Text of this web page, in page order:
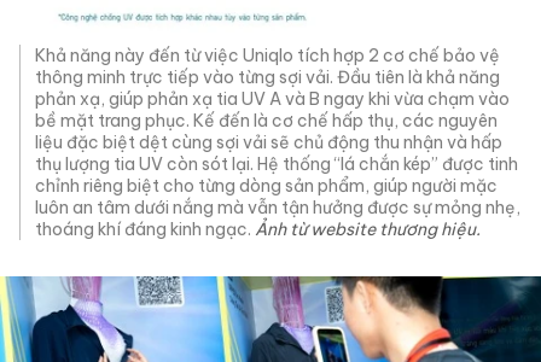
Khả năng này đến từ việc Uniqlo tích hợp 2 cơ chế bảo vệ
thông minh trực tiếp vào từng sợi vải. Đầu tiên là khả năng
phản xạ, giúp phản xạ tia UV A và B ngay khi vừa chạm vào
bề mặt trang phục. Kế đến là cơ chế hấp thụ, các nguyên
liệu đặc biệt dệt cùng sợi vải sẽ chủ động thu nhận và hấp
thụ lượng tia UV còn sót lại. Hệ thống “lá chắn kép” được tinh
chỉnh riêng biệt cho từng dòng sản phẩm, giúp người mặc
luôn an tâm dưới nắng mà vẫn tận hưởng được sự mỏng nhẹ,
thoáng khí đáng kinh ngạc. Ảnh từ website thương hiệu.